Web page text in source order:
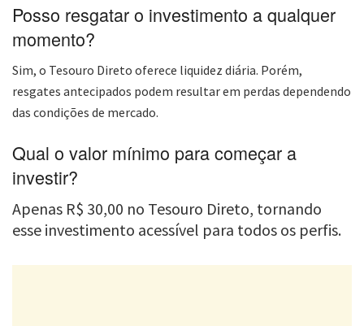
Posso resgatar o investimento a qualquer
momento?
Sim, o Tesouro Direto oferece liquidez diária. Porém,
resgates antecipados podem resultar em perdas dependendo
das condições de mercado.
Qual o valor mínimo para começar a
investir?
Apenas R$ 30,00 no Tesouro Direto, tornando
esse investimento acessível para todos os perfis.